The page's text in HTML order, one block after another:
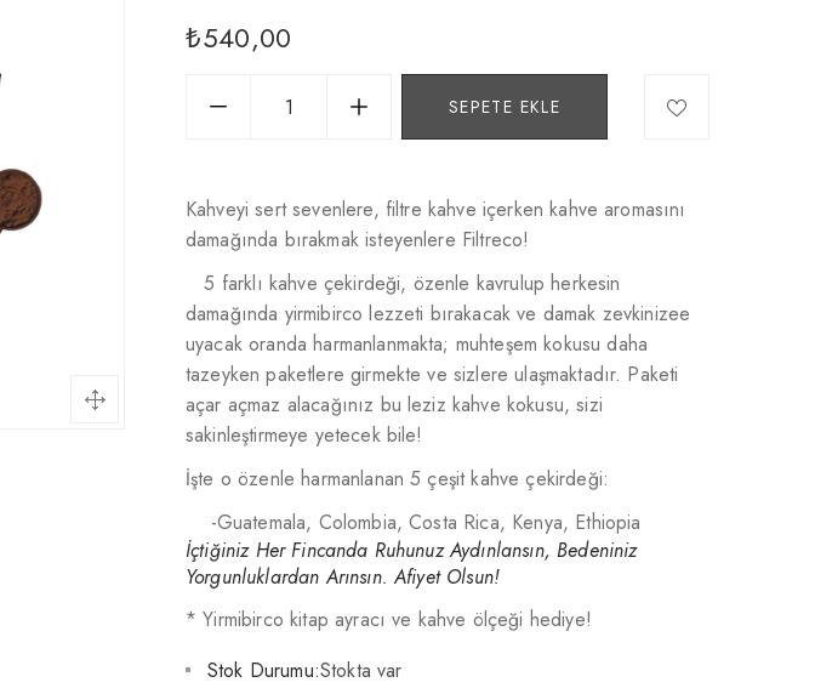
₺540,00
SEPETE EKLE
Kahveyi sert sevenlere, filtre kahve içerken kahve aromasını
damağında bırakmak isteyenlere Filtreco!
5 farklı kahve çekirdeği, özenle kavrulup herkesin
damağında yirmibirco lezzeti bırakacak ve damak zevkinizee
uyacak oranda harmanlanmakta; muhteşem kokusu daha
tazeyken paketlere girmekte ve sizlere ulaşmaktadır. Paketi
açar açmaz alacağınız bu leziz kahve kokusu, sizi
sakinleştirmeye yetecek bile!
İşte o özenle harmanlanan 5 çeşit kahve çekirdeği:
-Guatemala, Colombia, Costa Rica, Kenya, Ethiopia
İçtiğiniz Her Fincanda Ruhunuz Aydınlansın, Bedeniniz
Yorgunluklardan Arınsın. Afiyet Olsun!
* Yirmibirco kitap ayracı ve kahve ölçeği hediye!
Stok Durumu:Stokta var